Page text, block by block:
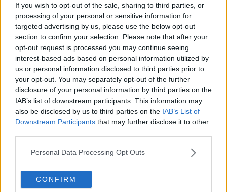
If you wish to opt-out of the sale, sharing to third parties, or
processing of your personal or sensitive information for
targeted advertising by us, please use the below opt-out
section to confirm your selection. Please note that after your
opt-out request is processed you may continue seeing
interest-based ads based on personal information utilized by
us or personal information disclosed to third parties prior to
your opt-out. You may separately opt-out of the further
disclosure of your personal information by third parties on the
IAB’s list of downstream participants. This information may
also be disclosed by us to third parties on the IAB’s List of
Downstream Participants that may further disclose it to other
Personal Data Processing Opt Outs
CONFIRM
L’iniziativa fa parte di#openMuseo, il progetto promosso dal
Comune, in collaborazione con la Cooperativa La Pietra d’Angolo e
la Fondazione San Miniato Promozione, realizzata grazie al
contributo dell’Azienda Speciale farmacie, che prevede per quattro
domeniche l’apertura libera e gratuita ai Musei Civici.
Il terzo appuntamento saràdomenica 5 maggiocon la visita delle
Sale del Palazzo Comunale, dalle 11 alle 18, accompagnata dagli
studenti dell’IT Cattaneo che diventano guide per un giorno.
L’ultima apertura gratuita è riservata all’Area Archeologica di San
Genesio con due visite guidate previste per la mattina (10-11.30 e
11.30-13), mentre il pomeriggio, dalle 14.30 alle 19, gli archeologi,
attraverso materiali e ricostruzioni fedeli di oggetti e strumenti
dei nostri avi.
“Dopo il successo del primo appuntamento, se il tempo sarà
favorevole, contiamo di replicare con un gran numero di adesioni
anche per la Rocca, il nostro monumento più visitato – spiega il